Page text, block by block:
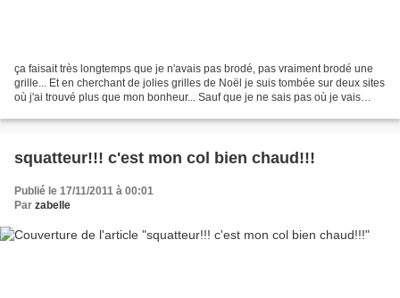
ça faisait très longtemps que je n'avais pas brodé, pas vraiment brodé une
grille... Et en cherchant de jolies grilles de Noël je suis tombée sur deux sites
où j'ai trouvé plus que mon bonheur... Sauf que je ne sais pas où je vais
squatteur!!! c'est mon col bien chaud!!!
Publié le 17/11/2011 à 00:01
Par zabelle